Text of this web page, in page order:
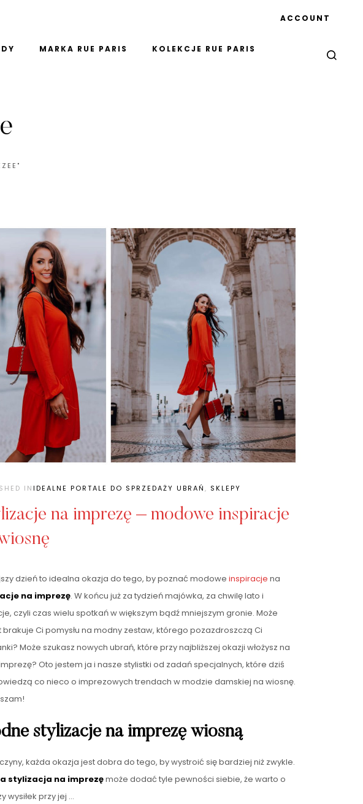
MARKA RUE PARIS KOLEKCJE RUE PARIS
ACCOUNT
INIDEALNE PORTALE DO SPRZEDAŻY UBRAŃ, SKLEPY
na imprezę – modowe inspiracje
dzień to idealna okazja do tego, by poznać modowe inspiracje na
na imprezę. W końcu już za tydzień majówka, za chwilę lato i
czyli czas wielu spotkań w większym bądź mniejszym gronie. Może
brakuje Ci pomysłu na modny zestaw, którego pozazdroszczą Ci
Może szukasz nowych ubrań, które przy najbliższej okazji włożysz na
Oto jestem ja i nasze stylistki od zadań specjalnych, które dziś
co nieco o imprezowych trendach w modzie damskiej na wiosnę.
stylizacje na imprezę wiosną
każda okazja jest dobra do tego, by wystroić się bardziej niż zwykle.
stylizacja na imprezęmoże dodać tyle pewności siebie, że warto o
wysiłek przy jej …